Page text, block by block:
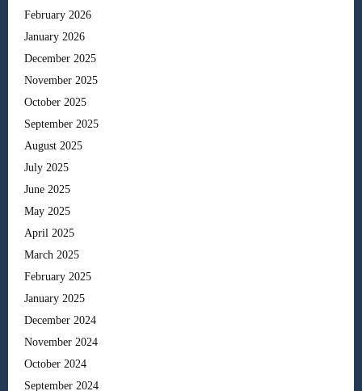
February 2026
January 2026
December 2025
November 2025
October 2025
September 2025
August 2025
July 2025
June 2025
May 2025
April 2025
March 2025
February 2025
January 2025
December 2024
November 2024
October 2024
September 2024